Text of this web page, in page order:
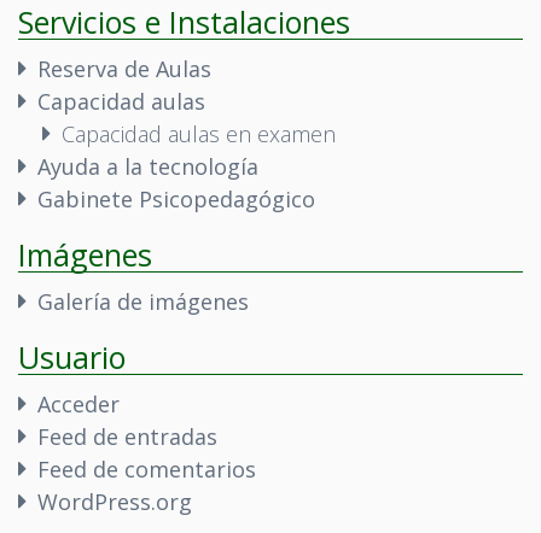
Servicios e Instalaciones
Reserva de Aulas
Capacidad aulas
Capacidad aulas en examen
Ayuda a la tecnología
Gabinete Psicopedagógico
Imágenes
Galería de imágenes
Usuario
Acceder
Feed de entradas
Feed de comentarios
WordPress.org